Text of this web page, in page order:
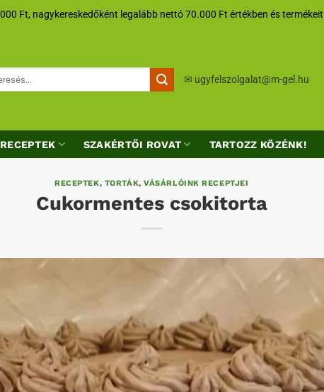
Ft, nagykereskedőként legalább nettó 70.000 Ft értékben és termékeit
✉ ugyfelszolgalat@m-gel.hu
RECEPTEK SZAKÉRTŐI ROVAT TARTOZZ KÖZÉNK!
RECEPTEK, TORTÁK,VÁSÁRLÓINK RECEPTJEI
Cukormentes csokitorta